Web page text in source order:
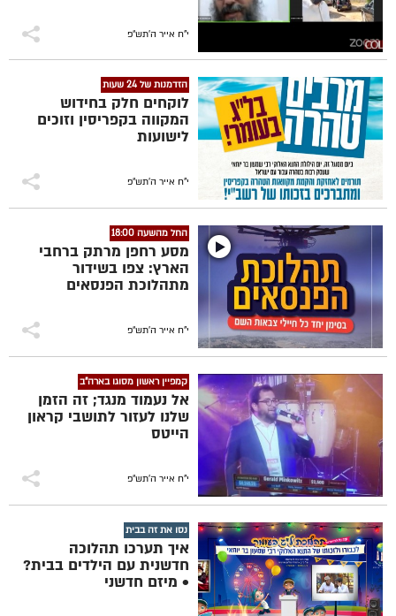
י"ח אייר ה׳תש״פ
הזדמנות של 24 שעות
לוקחים חלק בחידוש
המקווה בקפריסין וזוכים
לישועות
י"ח אייר ה׳תש״פ
החל מהשעה 18:00
מסע רחפן מרתק ברחבי
הארץ: צפו בשידור
מתהלוכת הפנסאים
י"ח אייר ה׳תש״פ
קמפיין ראשון מסוגו בארה"ב
אל נעמוד מנגד; זה הזמן
שלנו לעזור לתושבי קראון
הייטס
י"ח אייר ה׳תש״פ
נסו את זה בבית
איך תערכו תהלוכה
חדשנית עם הילדים בבית?
• מיזם חדשני